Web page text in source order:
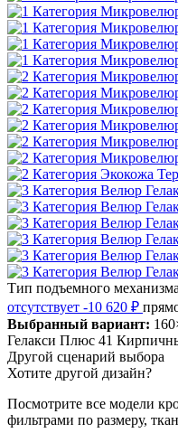
Тип подъемного механизма
отсутствует -10 620 ₽
Выбранный вариант:
Гелакси Плюс 41
Другой сценарий выбора
Хотите другой дизайн?
Посмотрите все модели
фильтрами по размеру,